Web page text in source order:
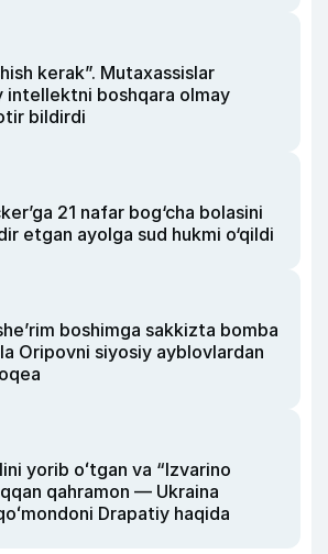
kerak”. Mutaxassislar
intellektni boshqara olmay
bildirdi
21 nafar bog‘cha bolasini
etgan ayolga sud hukmi o‘qildi
boshimga sakkizta bomba
Oripovni siyosiy ayblovlardan
yorib oʻtgan va “Izvarino
qahramon — Ukraina
Drapatiy haqida